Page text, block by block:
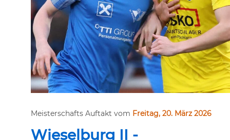
Meisterschafts Auftakt vom Freitag, 20. März 2026
Wieselburg II -